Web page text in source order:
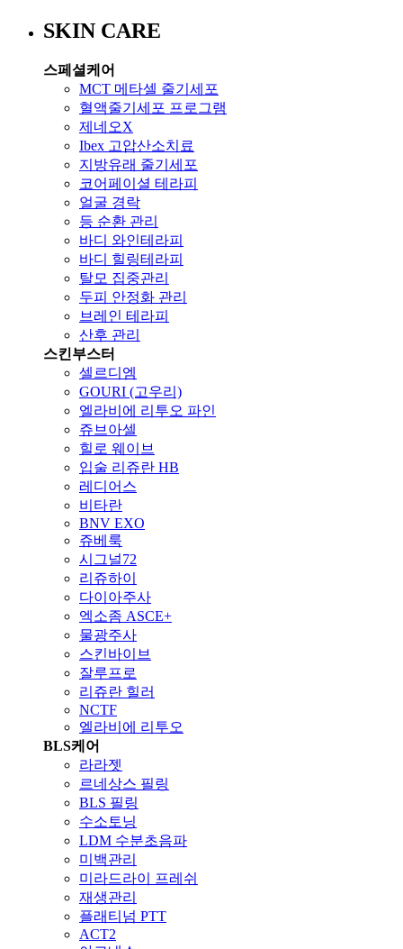
SKIN CARE
스페셜케어
MCT 메타셀 줄기세포
혈액줄기세포 프로그램
제네오X
Ibex 고압산소치료
지방유래 줄기세포
코어페이셜 테라피
얼굴 경락
등 순환 관리
바디 와인테라피
바디 힐링테라피
탈모 집중관리
두피 안정화 관리
브레인 테라피
산후 관리
스킨부스터
셀르디엠
GOURI (고우리)
엘라비에 리투오 파인
쥬브아셀
힐로 웨이브
입술 리쥬란 HB
레디어스
비타란
BNV EXO
쥬베룩
시그널72
리쥬하이
다이아주사
엑소좀 ASCE+
물광주사
스킨바이브
잘루프로
리쥬란 힐러
NCTF
엘라비에 리투오
BLS케어
라라젯
르네상스 필링
BLS 필링
수소토닝
LDM 수분초음파
미백관리
미라드라이 프레쉬
재생관리
플래티넘 PTT
ACT2